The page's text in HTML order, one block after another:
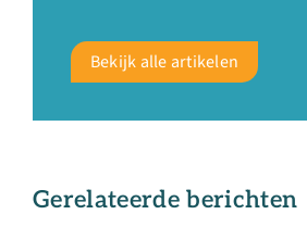
Bekijk alle artikelen
Gerelateerde berichten